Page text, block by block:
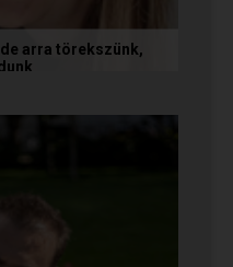
arra törekszünk,
után eldőlt